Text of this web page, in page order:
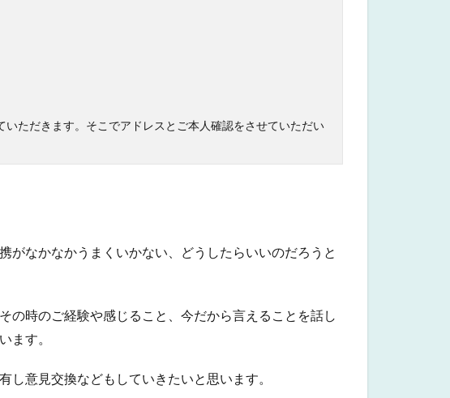
ただきます。そこでアドレスとご本人確認をさせていただい
がなかなかうまくいかない、どうしたらいいのだろうと
の時のご経験や感じること、今だから言えることを話し
ます。
意見交換などもしていきたいと思います。